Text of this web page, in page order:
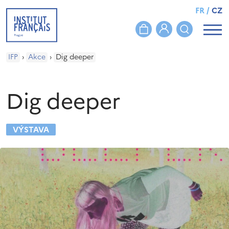
FR/CZ
IFP › Akce › Dig deeper
Dig deeper
VÝSTAVA